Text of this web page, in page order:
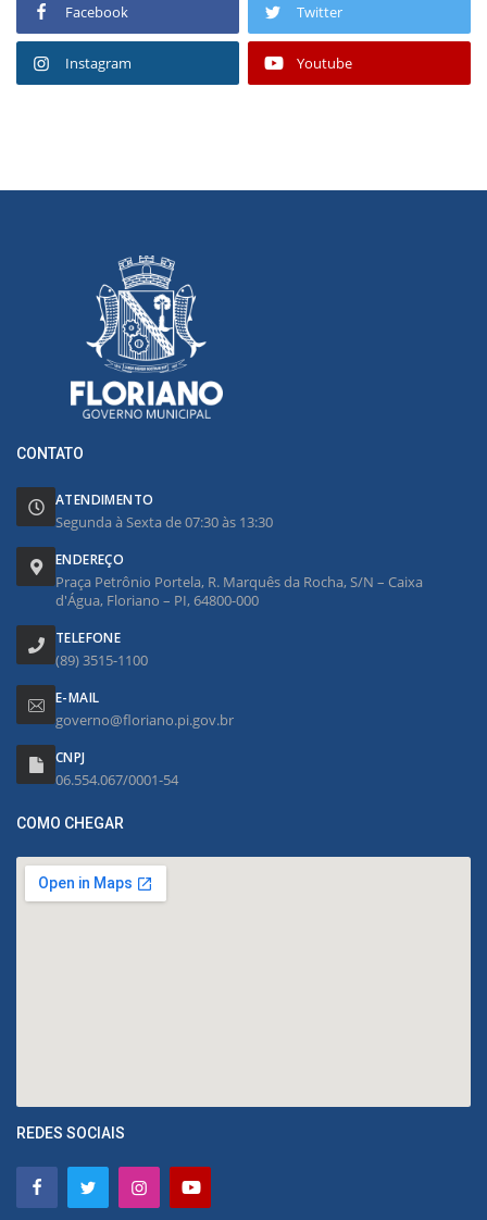
Facebook Twitter
Instagram Youtube
CONTATO
ATENDIMENTO
Segunda à Sexta de 07:30 às 13:30
ENDEREÇO
Praça Petrônio Portela, R. Marquês da Rocha, S/N – Caixa
d'Água, Floriano – PI, 64800-000
TELEFONE
(89) 3515-1100
E-MAIL
governo@floriano.pi.gov.br
CNPJ
06.554.067/0001-54
COMO CHEGAR
REDES SOCIAIS